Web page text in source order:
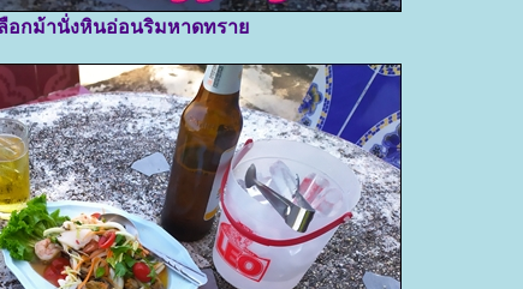
อกม้านั่งหินอ่อนริมหาดทรา